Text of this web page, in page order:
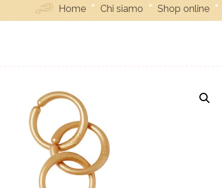
Home Chi siamo Shop online